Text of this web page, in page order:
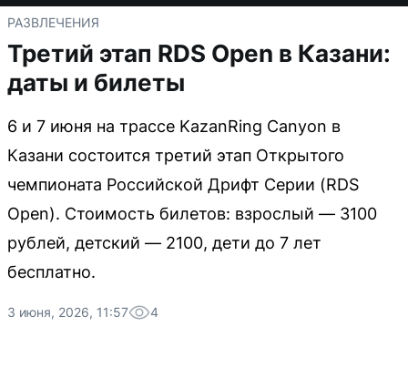
РАЗВЛЕЧЕНИЯ
Третий этап RDS Open в Казани:
даты и билеты
6 и 7 июня на трассе KazanRing Canyon в
Казани состоится третий этап Открытого
чемпионата Российской Дрифт Серии (RDS
Open). Стоимость билетов: взрослый — 3100
рублей, детский — 2100, дети до 7 лет
бесплатно.
3 июня, 2026, 11:57 4